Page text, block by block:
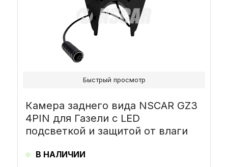
Камера заднего вида NSCAR GZ3
4PIN для Газели с LED
подсветкой и защитой от влаги
В НАЛИЧИИ
Быстрый просмотр